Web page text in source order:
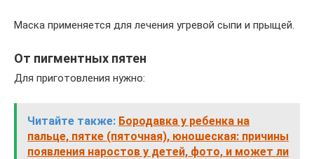
Маска применяется для лечения угревой сыпи и прыщей.
От пигментных пятен
Для приготовления нужно:
Читайте также: Бородавка у ребенка на
пальце, пятке (пяточная), юношеская: причины
появления наростов у детей, фото, и может ли